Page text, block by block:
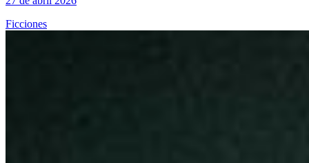
Ficciones